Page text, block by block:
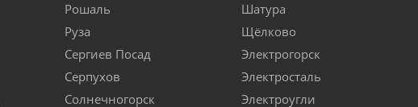
Рошаль
Руза
Сергиев Посад
Серпухов
Солнечногорск
Шатура
Щёлково
Электрогорск
Электросталь
Электроугли